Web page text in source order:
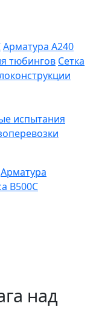
Арматура A240
тюбингов Сетка
испытания
Арматура
В500С
над